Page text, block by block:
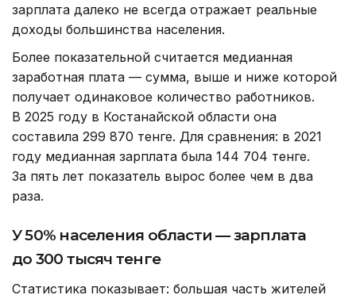
зарплата далеко не всегда отражает реальные
доходы большинства населения.
Более показательной считается медианная
заработная плата — сумма, выше и ниже которой
получает одинаковое количество работников.
В 2025 году в Костанайской области она
составила 299 870 тенге. Для сравнения: в 2021
году медианная зарплата была 144 704 тенге.
За пять лет показатель вырос более чем в два
раза.
У 50% населения области — зарплата
до 300 тысяч тенге
Статистика показывает: большая часть жителей